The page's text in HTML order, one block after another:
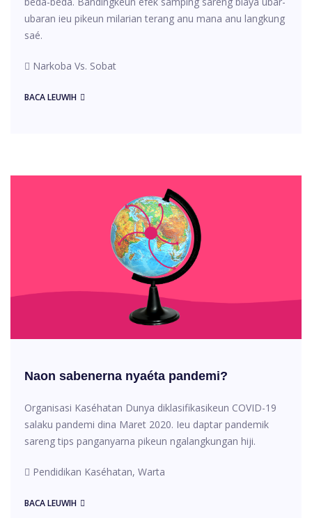
ubaran ieu pikeun milarian terang anu mana anu langkung
saé.
Narkoba Vs. Sobat
BACA LEUWIH
Naon sabenerna nyaéta pandemi?
Organisasi Kaséhatan Dunya diklasifikasikeun COVID-19
salaku pandemi dina Maret 2020. Ieu daptar pandemik
sareng tips panganyarna pikeun ngalangkungan hiji.
Pendidikan Kaséhatan, Warta
BACA LEUWIH